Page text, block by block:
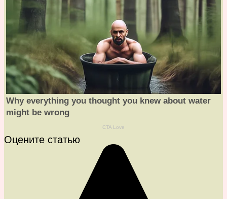
Оцените статью